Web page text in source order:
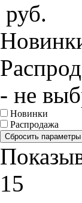
руб.
- не
Новинки
Распродажа
Сбросить параметры
15